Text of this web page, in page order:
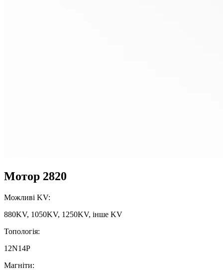
Мотор 2820
Можливі KV:
880KV, 1050KV, 1250KV, інше KV
Топологія:
12N14P
Магніти: